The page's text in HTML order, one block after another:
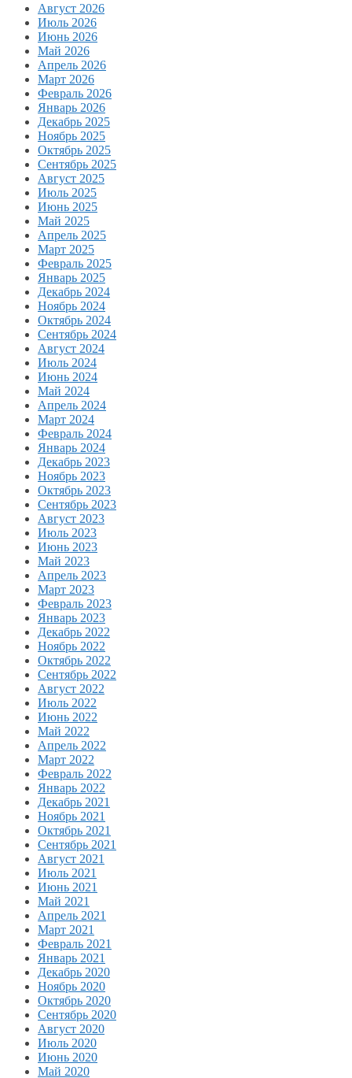
Август 2026
Июль 2026
Июнь 2026
Май 2026
Апрель 2026
Март 2026
Февраль 2026
Январь 2026
Декабрь 2025
Ноябрь 2025
Октябрь 2025
Сентябрь 2025
Август 2025
Июль 2025
Июнь 2025
Май 2025
Апрель 2025
Март 2025
Февраль 2025
Январь 2025
Декабрь 2024
Ноябрь 2024
Октябрь 2024
Сентябрь 2024
Август 2024
Июль 2024
Июнь 2024
Май 2024
Апрель 2024
Март 2024
Февраль 2024
Январь 2024
Декабрь 2023
Ноябрь 2023
Октябрь 2023
Сентябрь 2023
Август 2023
Июль 2023
Июнь 2023
Май 2023
Апрель 2023
Март 2023
Февраль 2023
Январь 2023
Декабрь 2022
Ноябрь 2022
Октябрь 2022
Сентябрь 2022
Август 2022
Июль 2022
Июнь 2022
Май 2022
Апрель 2022
Март 2022
Февраль 2022
Январь 2022
Декабрь 2021
Ноябрь 2021
Октябрь 2021
Сентябрь 2021
Август 2021
Июль 2021
Июнь 2021
Май 2021
Апрель 2021
Март 2021
Февраль 2021
Январь 2021
Декабрь 2020
Ноябрь 2020
Октябрь 2020
Сентябрь 2020
Август 2020
Июль 2020
Июнь 2020
Май 2020